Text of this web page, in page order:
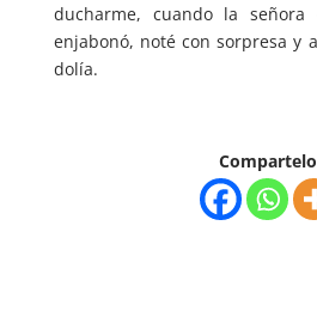
ducharme, cuando la
enjabonó, noté con sorpresa y
dolía.
Compartelo